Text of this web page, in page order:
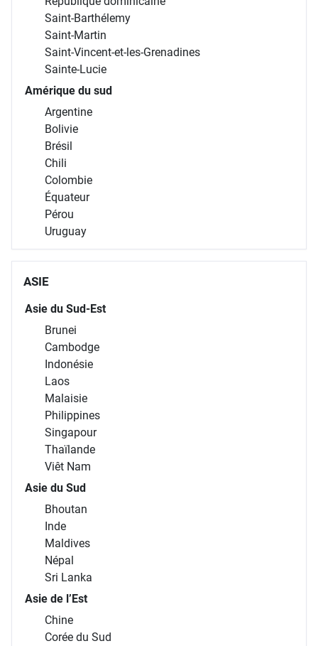
Saint-Barthélemy
Saint-Martin
Saint-Vincent-et-les-Grenadines
Sainte-Lucie
Amérique du sud
Argentine
Bolivie
Brésil
Chili
Colombie
Équateur
Pérou
Uruguay
ASIE
Asie du Sud-Est
Brunei
Cambodge
Indonésie
Laos
Malaisie
Philippines
Singapour
Thaïlande
Viêt Nam
Asie du Sud
Bhoutan
Inde
Maldives
Népal
Sri Lanka
Asie de l’Est
Chine
Corée du Sud